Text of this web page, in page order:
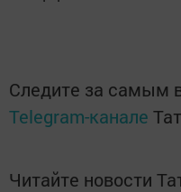
Следите за самым
Telegram-канале
Читайте новости